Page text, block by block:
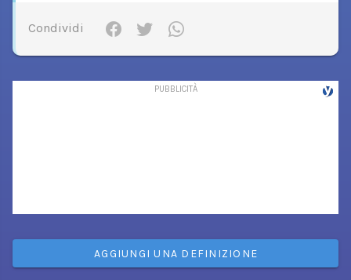
Condividi
AGGIUNGI UNA DEFINIZIONE